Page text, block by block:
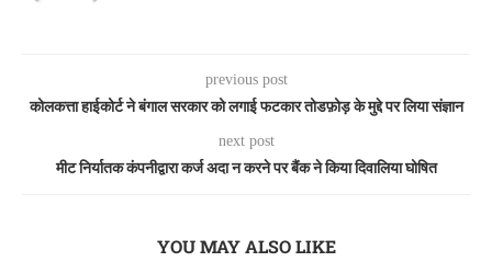
previous post
कोलकत्ता हाईकोर्ट ने बंगाल सरकार को लगाई फटकार तोडफ़ोड़ के मुद्दे पर लिया संज्ञान
next post
मीट निर्यातक कंपनीद्वारा कर्ज अदा न करने पर बैंक ने किया दिवालिया घोषित
YOU MAY ALSO LIKE